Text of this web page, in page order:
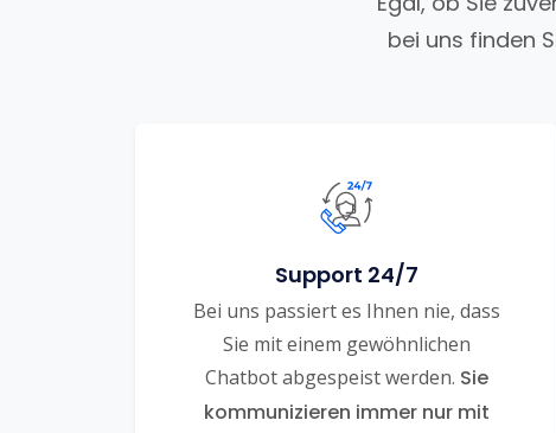
bei uns finden
Support 24/7
Bei uns passiert es Ihnen nie, dass
Sie mit einem gewöhnlichen
Chatbot abgespeist werden. Sie
kommunizieren immer nur mit